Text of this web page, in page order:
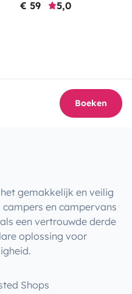
€ 59
5,0
Boeken
gemakkelijk en veilig
en campervans
een vertrouwde derde
oplossing voor
Shops